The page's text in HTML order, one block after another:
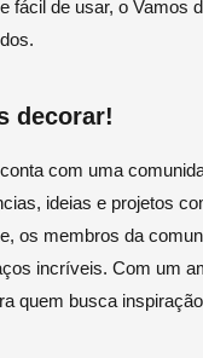
fácil de usar, o Vamos
decorar!
com uma
ideias e projetos
os membros da
incríveis. Com um
quem busca